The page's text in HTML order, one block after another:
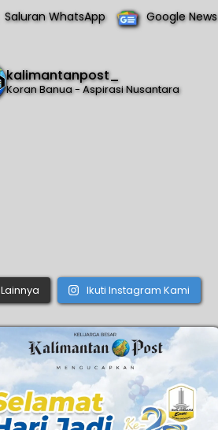
Saluran WhatsApp Google News
kalimantanpost_
Koran Banua - Aspirasi Nusantara
Lainnya Ikuti Instagram Kami